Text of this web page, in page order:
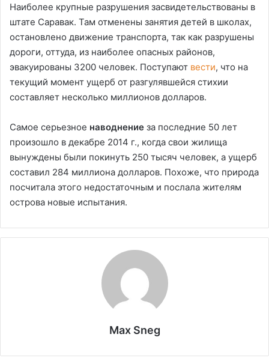
Наиболее крупные разрушения засвидетельствованы в
штате Саравак. Там отменены занятия детей в школах,
остановлено движение транспорта, так как разрушены
дороги, оттуда, из наиболее опасных районов,
эвакуированы 3200 человек. Поступают вести, что на
текущий момент ущерб от разгулявшейся стихии
составляет несколько миллионов долларов.
Самое серьезное наводнение за последние 50 лет
произошло в декабре 2014 г., когда свои жилища
вынуждены были покинуть 250 тысяч человек, а ущерб
составил 284 миллиона долларов. Похоже, что природа
посчитала этого недостаточным и послала жителям
острова новые испытания.
Max Sneg